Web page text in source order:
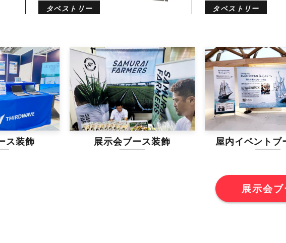
タペストリー
タペストリー
展示会ブース装飾 屋内イベントブース装飾
展示会